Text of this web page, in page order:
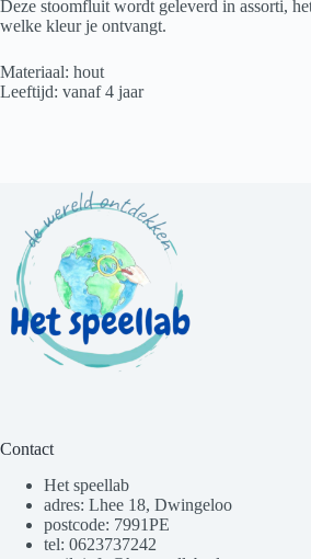
Deze stoomfluit wordt geleverd in assorti,
welke kleur je ontvangt.
Materiaal: hout
Leeftijd: vanaf 4 jaar
Contact
Het speellab
adres: Lhee 18, Dwingeloo
postcode: 7991PE
tel: 0623737242